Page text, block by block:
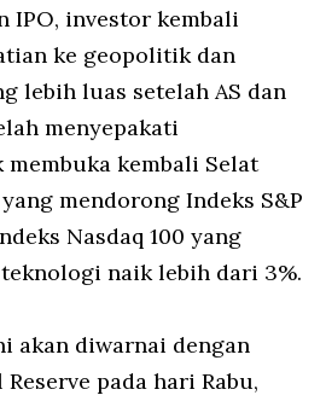
IPO, investor kembali
ke geopolitik dan
lebih luas setelah AS dan
menyepakati
kembali Selat
mendorong Indeks S&P
Nasdaq 100 yang
naik lebih dari 3%.
akan diwarnai dengan
pada hari Rabu,